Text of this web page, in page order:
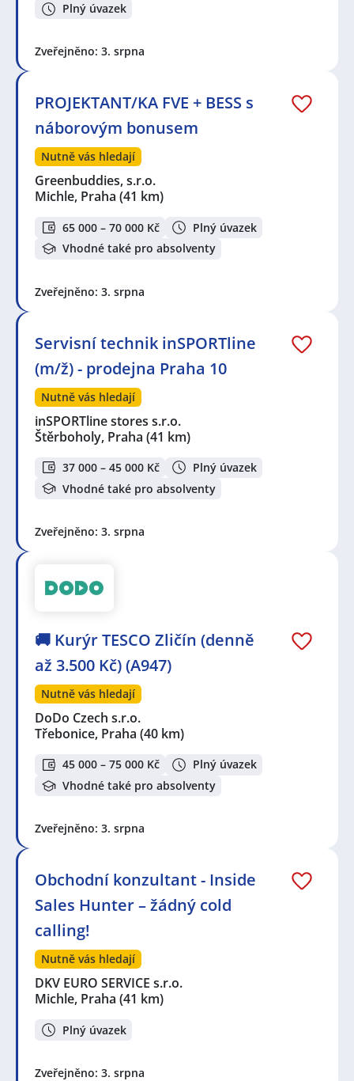
Plný úvazek
Zveřejněno: 3. srpna
PROJEKTANT/KA FVE + BESS s
náborovým bonusem
Nutně vás hledají
Greenbuddies, s.r.o.
Michle, Praha (41 km)
65 000 – 70 000 Kč
Plný úvazek
Vhodné také pro absolventy
Zveřejněno: 3. srpna
Servisní technik inSPORTline
(m/ž) - prodejna Praha 10
Nutně vás hledají
inSPORTline stores s.r.o.
Štěrboholy, Praha (41 km)
37 000 – 45 000 Kč
Plný úvazek
Vhodné také pro absolventy
Zveřejněno: 3. srpna
🚚 Kurýr TESCO Zličín (denně
až 3.500 Kč) (A947)
Nutně vás hledají
DoDo Czech s.r.o.
Třebonice, Praha (40 km)
45 000 – 75 000 Kč
Plný úvazek
Vhodné také pro absolventy
Zveřejněno: 3. srpna
Obchodní konzultant - Inside
Sales Hunter – žádný cold
calling!
Nutně vás hledají
DKV EURO SERVICE s.r.o.
Michle, Praha (41 km)
Plný úvazek
Zveřejněno: 3. srpna